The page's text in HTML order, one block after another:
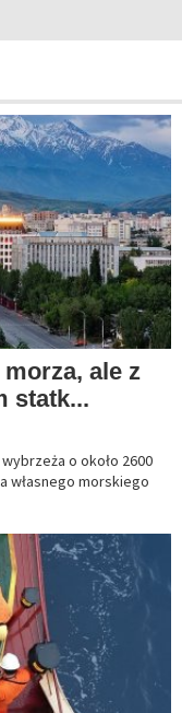
ale z
statk...
o około 2600
własnego morskiego